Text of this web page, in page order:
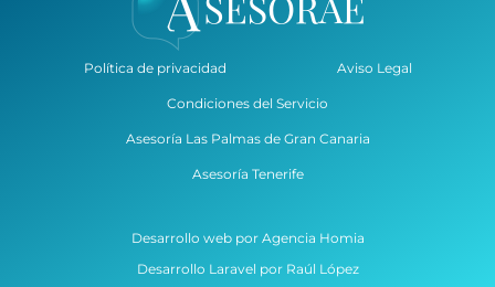
Política de privacidad Aviso Legal
Condiciones del Servicio
Asesoría Las Palmas de Gran Canaria
Asesoría Tenerife
Desarrollo web por Agencia Homia
Desarrollo Laravel por Raúl López